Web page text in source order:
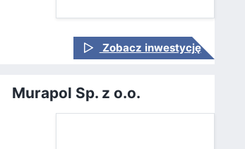
Zobacz inwestycję
Murapol Sp. z o.o.